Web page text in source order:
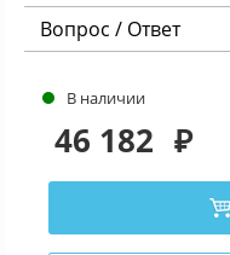
Вопрос / Ответ
В наличии
46 182 ₽